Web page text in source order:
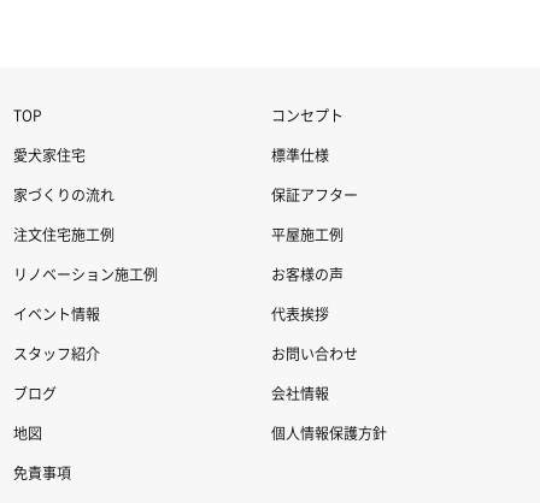
TOP コンセプト
愛犬家住宅 標準仕様
家づくりの流れ 保証アフター
注文住宅施工例 平屋施工例
リノベーション施工例 お客様の声
イベント情報 代表挨拶
スタッフ紹介 お問い合わせ
ブログ 会社情報
地図 個人情報保護方針
免責事項